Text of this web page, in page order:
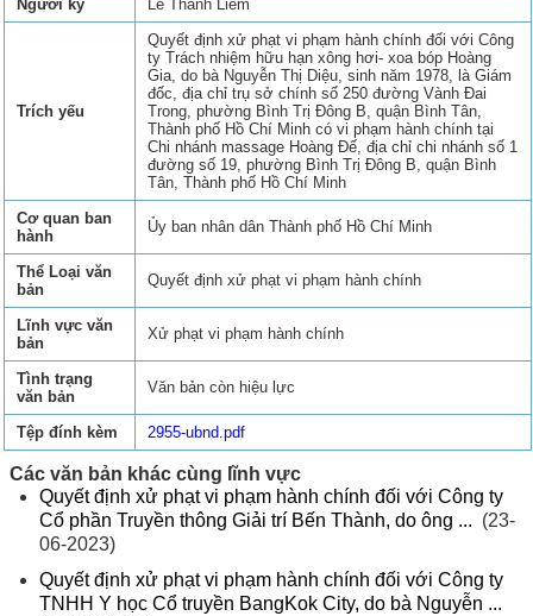
Người ký
Lê Thanh Liêm
Trích yếu
Quyết định xử phạt vi phạm hành chính đối với Công
ty Trách nhiệm hữu hạn xông hơi- xoa bóp Hoàng
Gia, do bà Nguyễn Thị Diệu, sinh năm 1978, là Giám
đốc, địa chỉ trụ sở chính số 250 đường Vành Đai
Trong, phường Bình Trị Đông B, quận Bình Tân,
Thành phố Hồ Chí Minh có vi phạm hành chính tại
Chi nhánh massage Hoàng Đế, địa chỉ chi nhánh số 1
đường số 19, phường Bình Trị Đông B, quận Bình
Tân, Thành phố Hồ Chí Minh
Cơ quan ban
hành
Ủy ban nhân dân Thành phố Hồ Chí Minh
Thể Loại văn
bản
Quyết định xử phạt vi phạm hành chính
Lĩnh vực văn
bản
Xử phạt vi phạm hành chính
Tình trạng
văn bản
Văn bản còn hiệu lực
Tệp đính kèm 2955-ubnd.pdf
Các văn bản khác cùng lĩnh vực
Quyết định xử phạt vi phạm hành chính đối với Công ty
Cổ phần Truyền thông Giải trí Bến Thành, do ông ... (23-
06-2023)
Quyết định xử phạt vi phạm hành chính đối với Công ty
TNHH Y học Cổ truyền BangKok City, do bà Nguyễn ...